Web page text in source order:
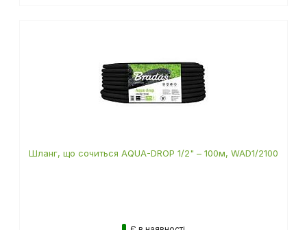
Шланг, що сочиться AQUA-DROP 1/2" – 100м, WAD1/2100